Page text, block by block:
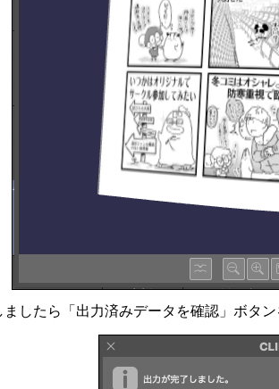
したら「出力済みデータを確認」ボタ